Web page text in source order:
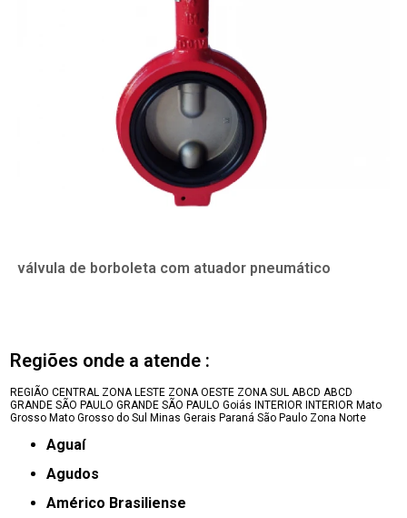
válvula de borboleta com atuador pneumático
Regiões onde a atende :
REGIÃO CENTRAL ZONA LESTE ZONA OESTE ZONA SUL ABCD ABCD
GRANDE SÃO PAULO GRANDE SÃO PAULO Goiás INTERIOR INTERIOR Mato
Grosso Mato Grosso do Sul Minas Gerais Paraná São Paulo Zona Norte
Aguaí
Agudos
Américo Brasiliense